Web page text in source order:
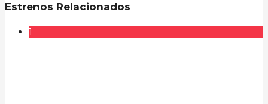
Estrenos Relacionados
1